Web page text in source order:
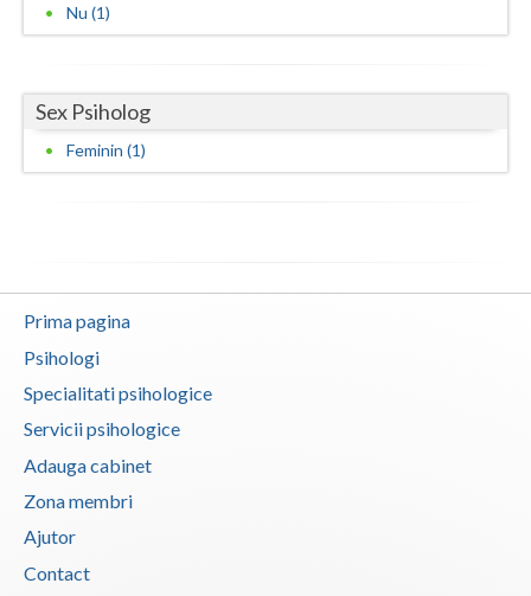
Iasi
Maramures
Mehedinti
Olt
Prahova
Salaj
Satu-Mare
Suceava
Teleorman
Nu (1)
Sex Psiholog
Feminin (1)
Prima pagina
Psihologi
Specialitati psihologice
Servicii psihologice
Adauga cabinet
Zona membri
Ajutor
Contact